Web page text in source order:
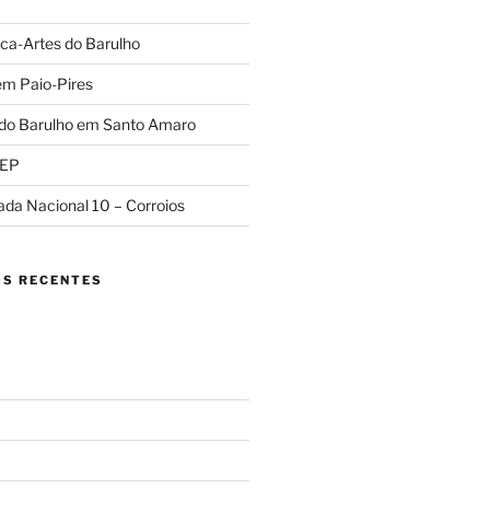
Artes do Barulho
Paio-Pires
Barulho em Santo Amaro
Nacional 10 – Corroios
RECENTES